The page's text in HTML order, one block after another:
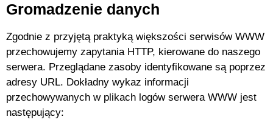
Gromadzenie danych
Zgodnie z przyjętą praktyką większości serwisów WWW
przechowujemy zapytania HTTP, kierowane do naszego
serwera. Przeglądane zasoby identyfikowane są poprzez
adresy URL. Dokładny wykaz informacji
przechowywanych w plikach logów serwera WWW jest
następujący: